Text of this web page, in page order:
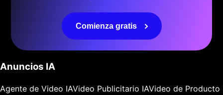
Comienza gratis
Anuncios IA
Agente de Video IAVideo Publicitario IAVideo de Producto